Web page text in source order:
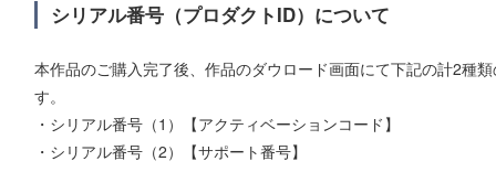
シリアル番号（プロダクトID）について
本作品のご購入完了後、作品のダウロード画面にて下記の計2種
す。
・シリアル番号（1）【アクティベーションコード】
・シリアル番号（2）【サポート番号】